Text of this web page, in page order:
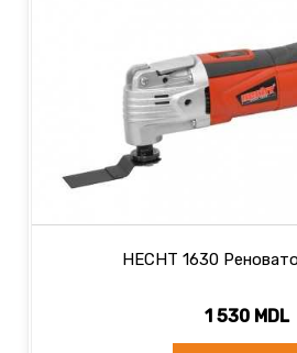
HECHT 1630
1 530 MDL